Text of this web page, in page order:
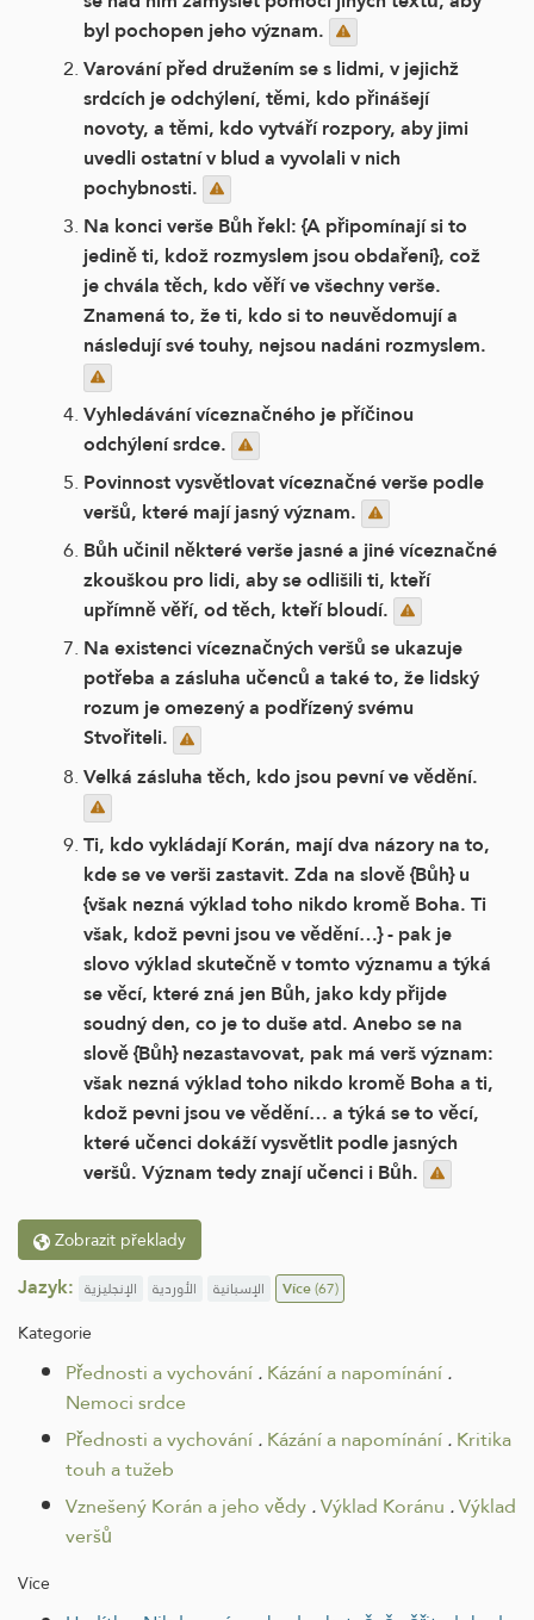
byl pochopen jeho význam.
Varování před družením se s lidmi, v jejichž
srdcích je odchýlení, těmi, kdo přinášejí
novoty, a těmi, kdo vytváří rozpory, aby jimi
uvedli ostatní v blud a vyvolali v nich
pochybnosti.
Na konci verše Bůh řekl: {A připomínají si to
jedině ti, kdož rozmyslem jsou obdařeni}, což
je chvála těch, kdo věří ve všechny verše.
Znamená to, že ti, kdo si to neuvědomují a
následují své touhy, nejsou nadáni rozmyslem.
Vyhledávání víceznačného je příčinou
odchýlení srdce.
Povinnost vysvětlovat víceznačné verše podle
veršů, které mají jasný význam.
Bůh učinil některé verše jasné a jiné víceznačné
zkouškou pro lidi, aby se odlišili ti, kteří
upřímně věří, od těch, kteří bloudí.
Na existenci víceznačných veršů se ukazuje
potřeba a zásluha učenců a také to, že lidský
rozum je omezený a podřízený svému
Stvořiteli.
Velká zásluha těch, kdo jsou pevní ve vědění.
Ti, kdo vykládají Korán, mají dva názory na to,
kde se ve verši zastavit. Zda na slově {Bůh} u
{však nezná výklad toho nikdo kromě Boha. Ti
však, kdož pevni jsou ve vědění…} - pak je
slovo výklad skutečně v tomto významu a týká
se věcí, které zná jen Bůh, jako kdy přijde
soudný den, co je to duše atd. Anebo se na
slově {Bůh} nezastavovat, pak má verš význam:
však nezná výklad toho nikdo kromě Boha a ti,
kdož pevni jsou ve vědění… a týká se to věcí,
které učenci dokáží vysvětlit podle jasných
veršů. Význam tedy znají učenci i Bůh.
Zobrazit překlady
Jazyk: الإنجليزية الأوردية الإسبانية Více(67)
Kategorie
Přednosti a vychování.Kázání a napomínání.
Nemoci srdce
Přednosti a vychování.Kázání a napomínání.Kritika
touh a tužeb
Vznešený Korán a jeho vědy.Výklad Koránu .Výklad
veršů
Více